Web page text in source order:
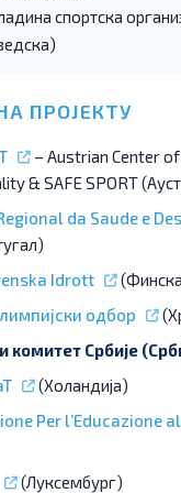
спортска
ПРОЈЕКТУ
– Austrian Center
& SAFE SPORT
da Saude e
Idrott
одбор
комитет Србије
(Холандија)
Per l’Educazione
(Луксембург)